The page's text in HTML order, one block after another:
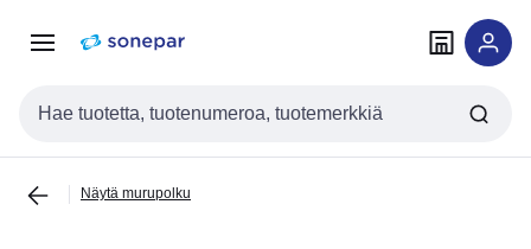
navigointiinsisältöön
Haku
Näytä murupolku